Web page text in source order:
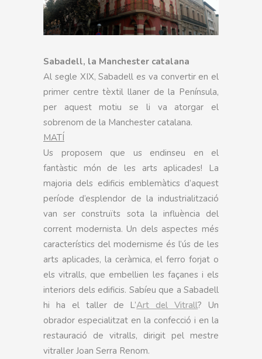
Sabadell, la Manchester catalana
Al segle XIX, Sabadell es va convertir en el
primer centre tèxtil llaner de la Península,
per aquest motiu se li va atorgar el
sobrenom de la Manchester catalana.
MATÍ
Us proposem que us endinseu en el
fantàstic món de les arts aplicades! La
majoria dels edificis emblemàtics d’aquest
període d’esplendor de la industrialització
van ser construïts sota la influència del
corrent modernista. Un dels aspectes més
característics del modernisme és l’ús de les
arts aplicades, la ceràmica, el ferro forjat o
els vitralls, que embellien les façanes i els
interiors dels edificis. Sabíeu que a Sabadell
hi ha el taller de L’Art del Vitrall? Un
obrador especialitzat en la confecció i en la
restauració de vitralls, dirigit pel mestre
vitraller Joan Serra Renom.